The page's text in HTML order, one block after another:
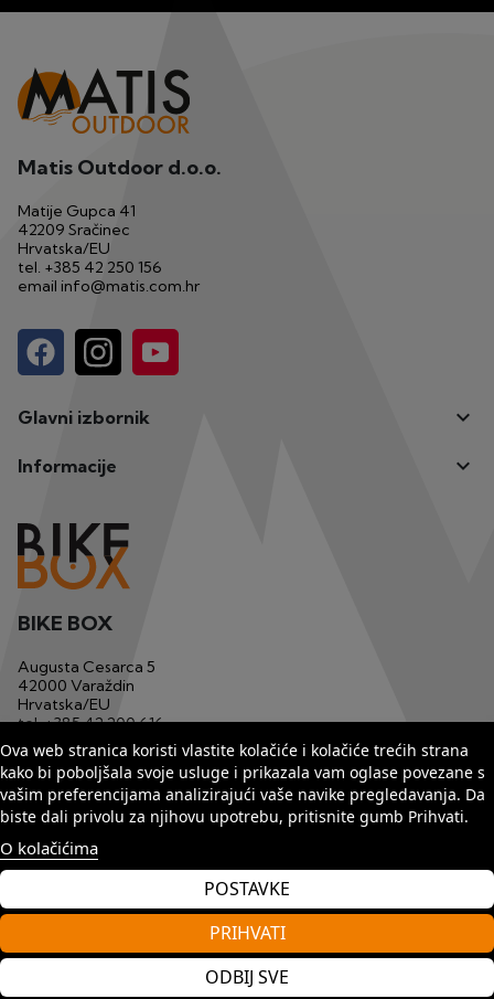
Matis Outdoor d.o.o.
Matije Gupca 41
42209 Sračinec
Hrvatska/EU
tel. +385 42 250 156
email info@matis.com.hr
Glavni izbornik 
Informacije 
Ova web stranica koristi vlastite kolačiće i kolačiće trećih strana
kako bi poboljšala svoje usluge i prikazala vam oglase povezane s
vašim preferencijama analizirajući vaše navike pregledavanja. Da
biste dali privolu za njihovu upotrebu, pritisnite gumb Prihvati.
O kolačićima
POSTAVKE
ODBIJ SVE
PRIHVATI
BIKE BOX
Augusta Cesarca 5
42000 Varaždin
Hrvatska/EU
tel.+385 42 200 616
mob. +385 91 1233 629
emailbikebox1@matis.com.hr
Copyright by Matis 2025. Sva prava pridržana.